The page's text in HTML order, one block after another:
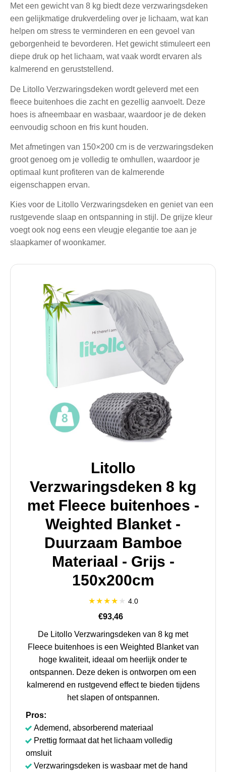
Met een gewicht van 8 kg biedt deze verzwaringsdeken
een gelijkmatige drukverdeling over je lichaam, wat kan
helpen om stress te verminderen en een gevoel van
geborgenheid te bevorderen. Het gewicht stimuleert een
diepe druk op het lichaam, wat vaak wordt ervaren als
kalmerend en geruststellend.
De Litollo Verzwaringsdeken wordt geleverd met een
fleece buitenhoes die zacht en gezellig aanvoelt. Deze
hoes is afneembaar en wasbaar, waardoor je de deken
eenvoudig schoon en fris kunt houden.
Met afmetingen van 150×200 cm is de verzwaringsdeken
groot genoeg om je volledig te omhullen, waardoor je
optimaal kunt profiteren van de kalmerende
eigenschappen ervan.
Kies voor de Litollo Verzwaringsdeken en geniet van een
rustgevende slaap en ontspanning in stijl. De grijze kleur
voegt ook nog eens een vleugje elegantie toe aan je
slaapkamer of woonkamer.
Litollo
Verzwaringsdeken 8 kg
met Fleece buitenhoes -
Weighted Blanket -
Duurzaam Bamboe
Materiaal - Grijs -
150x200cm
4.0
€93,46
De Litollo Verzwaringsdeken van 8 kg met
Fleece buitenhoes is een Weighted Blanket van
hoge kwaliteit, ideaal om heerlijk onder te
ontspannen. Deze deken is ontworpen om een
kalmerend en rustgevend effect te bieden tijdens
het slapen of ontspannen.
Pros:
Ademend, absorberend materiaal
Prettig formaat dat het lichaam volledig
omsluit
Verzwaringsdeken is wasbaar met de hand